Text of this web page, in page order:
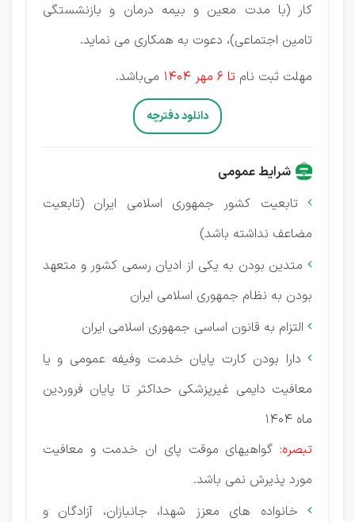
کار (با مدت معین و بیمه درمان و بازنشستگی
‏تامین اجتماعی)، دعوت به همكاری می نماید.
مهلت ثبت نام تا 6 مهر 1404 می‌باشد.
دانلود دفترچه
شرایط عمومی

تابعیت کشور جمهوری اسلامی ایران (تابعیت
مضاعف نداشته باشد)
 متدین بودن به یكی از ادیان رسمی کشور و متعهد
بودن به نظام جمهوری اسلامی ایران
 التزام به قانون اساسی جمهوری اسلامی ایران
 دارا بودن کارت پایان خدمت وفیفه عمومی و یا
معافیت دایمی غیرپزشكی حداکثر تا پایان فروردین
ماه 1404
تبصره: گواهیهای موقت پای ان خدمت و معافیت
مورد پذیرش نمی باشد.

خانواده های معزز شهدا، جانبازان، آزادگان و